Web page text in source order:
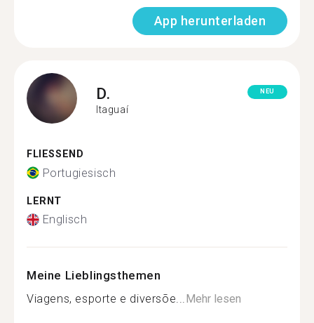
App herunterladen
D.
Itaguaí
NEU
FLIESSEND
Portugiesisch
LERNT
Englisch
Meine Lieblingsthemen
Viagens, esporte e diversõe...Mehr lesen